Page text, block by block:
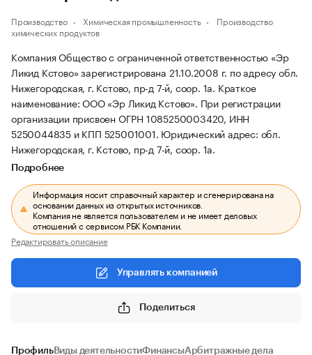
Производство Химическая промышленность
Производство
химических продуктов
Компания Общество с ограниченной ответственностью «Эр
Ликид Кстово» зарегистрирована 21.10.2008 г. по адресу обл.
Нижегородская, г. Кстово, пр-д 7-й, соор. 1а. Краткое
наименование: ООО «Эр Ликид Кстово». При регистрации
организации присвоен ОГРН 1085250003420, ИНН
5250044835 и КПП 525001001. Юридический адрес: обл.
Нижегородская, г. Кстово, пр-д 7-й, соор. 1а.
Подробнее
Информация носит справочный характер и сгенерирована на
основании данных из открытых источников.
Компания не является пользователем и не имеет деловых
отношений с сервисом РБК Компании.
Редактировать описание
Управлять компанией
Поделиться
ПрофильВиды деятельностиФинансыАрбитражные дела